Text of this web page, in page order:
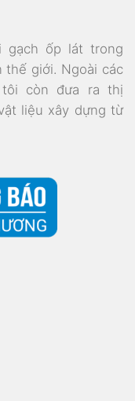
gạch ốp lát trong
thế giới. Ngoài các
còn đưa ra thị
liệu xây dựng từ